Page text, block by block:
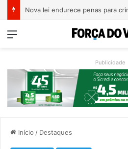
Menu
Publicidade
Início / Destaques